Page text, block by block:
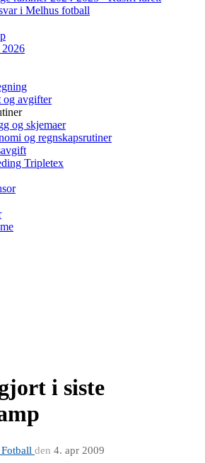
i Melhus fotball
og avgifter
og skjemaer
og regnskapsrutiner
Tripletex
i siste
den 4. apr 2009